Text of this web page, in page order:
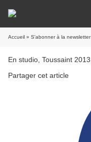
Accueil » S'abonner à la newsletter
En studio, Toussaint 2013
Partager cet article